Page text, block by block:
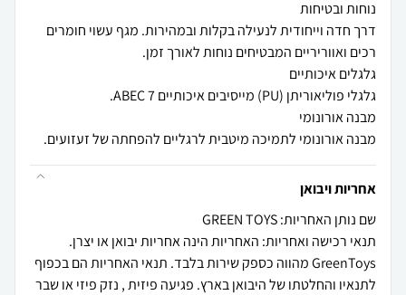
דרך חדה וייחודית לנעילה בקלות ובמהירות. מגף עשוי חומרים
מבנה אורונומי לתמיכה מיטבית לרגליים להפחתה של זעזועים.
אחריות ויבואן
שם נותן האחריות: GREEN TOYS
תנאי רכישה ואחריות: האחריות הינה אחריות יבואן או יצרן.
GreenToys מהווה כספק שירות בלבד. תנאי האחריות הם בכפוף
לתנאיו והחלטתו של היבואן בארץ. פגיעה פיזית , נזק פיזי או שבר